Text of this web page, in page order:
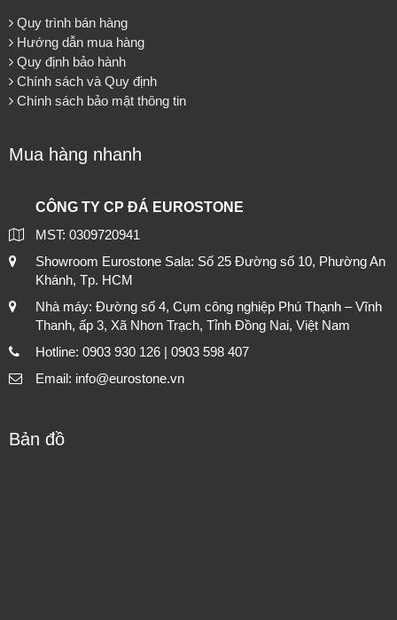
Quy trình bán hàng
Hướng dẫn mua hàng
Quy định bảo hành
Chính sách và Quy định
Chính sách bảo mật thông tin
Mua hàng nhanh
CÔNG TY CP ĐÁ EUROSTONE
MST: 0309720941
Showroom Eurostone Sala: Số 25 Đường số 10, Phường An
Khánh, Tp. HCM
Nhà máy: Đường số 4, Cụm công nghiệp Phú Thạnh – Vĩnh
Thanh, ấp 3, Xã Nhơn Trạch, Tỉnh Đồng Nai, Việt Nam
Hotline: 0903 930 126 | 0903 598 407
Email: info@eurostone.vn
Bản đồ